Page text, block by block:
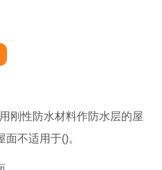
刚性防水材料作防水层的屋
不适用于()。